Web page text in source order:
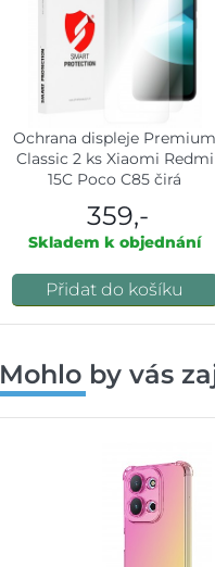
Ochrana displeje Premium
Classic 2 ks Xiaomi Redmi
15C Poco C85 čirá
359,-
Skladem k objednání
Přidat do košíku
Mohlo by vás